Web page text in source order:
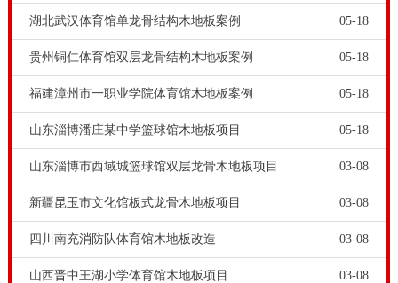
湖北武汉体育馆单龙骨结构木地板案例 05-18
贵州铜仁体育馆双层龙骨结构木地板案例 05-18
福建漳州市一职业学院体育馆木地板案例 05-18
山东淄博潘庄某中学篮球馆木地板项目 05-18
山东淄博市西域城篮球馆双层龙骨木地板项目 03-08
新疆昆玉市文化馆板式龙骨木地板项目 03-08
四川南充消防队体育馆木地板改造 03-08
山西晋中王湖小学体育馆木地板项目 03-08